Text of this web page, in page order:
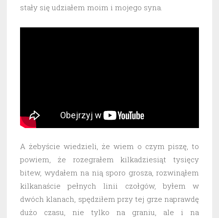
stały się udziałem moim i mojego syna.
A żebyście wiedzieli, że wiem o czym piszę, to
powiem, że rozegrałem kilkadziesiąt tysięcy
bitew, wydałem na nią sporo grosza, rozwinąłem
kilkanaście pełnych linii czołgów, byłem w
dwóch klanach, spędziłem przy tej grze naprawdę
dużo czasu, nie tylko na graniu, ale i na